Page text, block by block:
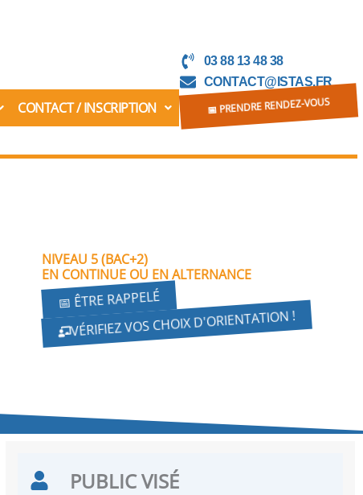
CONTACT / INSCRIPTION
03 88 13 48 38
CONTACT@ISTAS.FR
📅 PRENDRE RENDEZ-VOUS
NIVEAU 5 (BAC+2)
EN CONTINUE OU EN ALTERNANCE
📅 ÊTRE RAPPELÉ
VÉRIFIEZ VOS CHOIX D'ORIENTATION !
PUBLIC VISÉ